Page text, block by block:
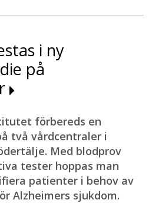
i ny
på
förbereds en
två vårdcentraler i
Med blodprov
tester hoppas man
patienter i behov av
Alzheimers sjukdom.